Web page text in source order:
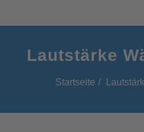
Lautstärke
Startseite